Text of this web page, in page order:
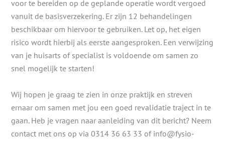
voor te bereiden op de geplande operatie wordt vergoed
vanuit de basisverzekering. Er zijn 12 behandelingen
beschikbaar om hiervoor te gebruiken. Let op, het eigen
risico wordt hierbij als eerste aangesproken. Een verwijzing
van je huisarts of specialist is voldoende om samen zo
snel mogelijk te starten!
Wij hopen je graag te zien in onze praktijk en streven
ernaar om samen met jou een goed revalidatie traject in te
gaan. Heb je vragen naar aanleiding van dit bericht? Neem
contact met ons op via 0314 36 63 33 of info@fysio-